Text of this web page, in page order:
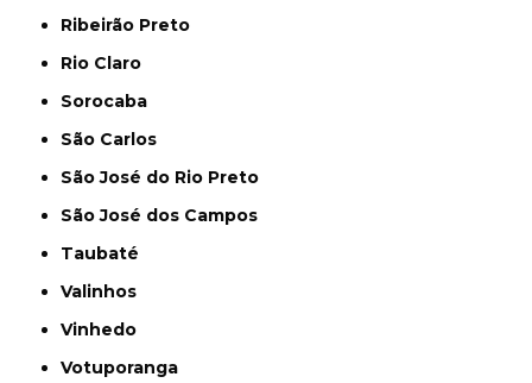
Ribeirão Preto
Rio Claro
Sorocaba
São Carlos
São José do Rio Preto
São José dos Campos
Taubaté
Valinhos
Vinhedo
Votuporanga